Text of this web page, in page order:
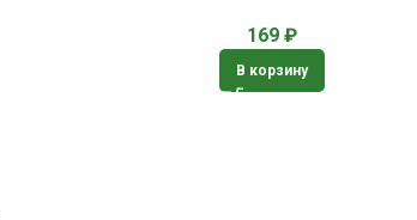
169 ₽
В корзину